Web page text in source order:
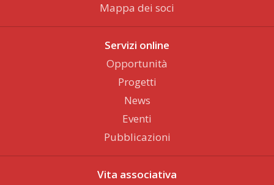
Mappa dei soci
Servizi online
Opportunità
Progetti
News
Eventi
Pubblicazioni
Vita associativa